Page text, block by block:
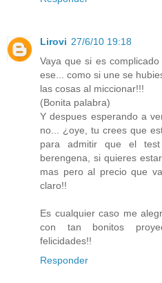
Lirovi 27/6/10 19:18
Vaya que si es
ese... como si une se
las cosas al miccionar!!!
(Bonita palabra)
Y despues esperando a
no... ¿oye, tu crees que
para admitir que el
berengena, si quieres
mas pero al precio que
claro!!
Es cualquier caso me
con tan bonitos
felicidades!!
Responder